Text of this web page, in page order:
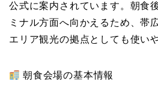
公式に案内されています。朝食
ミナル方面へ向かえるため、帯
エリア観光の拠点としても使い
朝食会場の基本情報